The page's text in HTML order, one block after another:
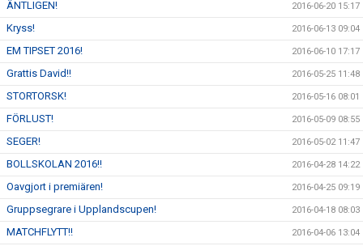
ÄNTLIGEN! 2016-06-20 15:17
Kryss! 2016-06-13 09:04
EM TIPSET 2016! 2016-06-10 17:17
Grattis David!! 2016-05-25 11:48
STORTORSK! 2016-05-16 08:01
FÖRLUST! 2016-05-09 08:55
SEGER! 2016-05-02 11:47
BOLLSKOLAN 2016!! 2016-04-28 14:22
Oavgjort i premiären! 2016-04-25 09:19
Gruppsegrare i Upplandscupen! 2016-04-18 08:03
MATCHFLYTT!! 2016-04-06 13:04